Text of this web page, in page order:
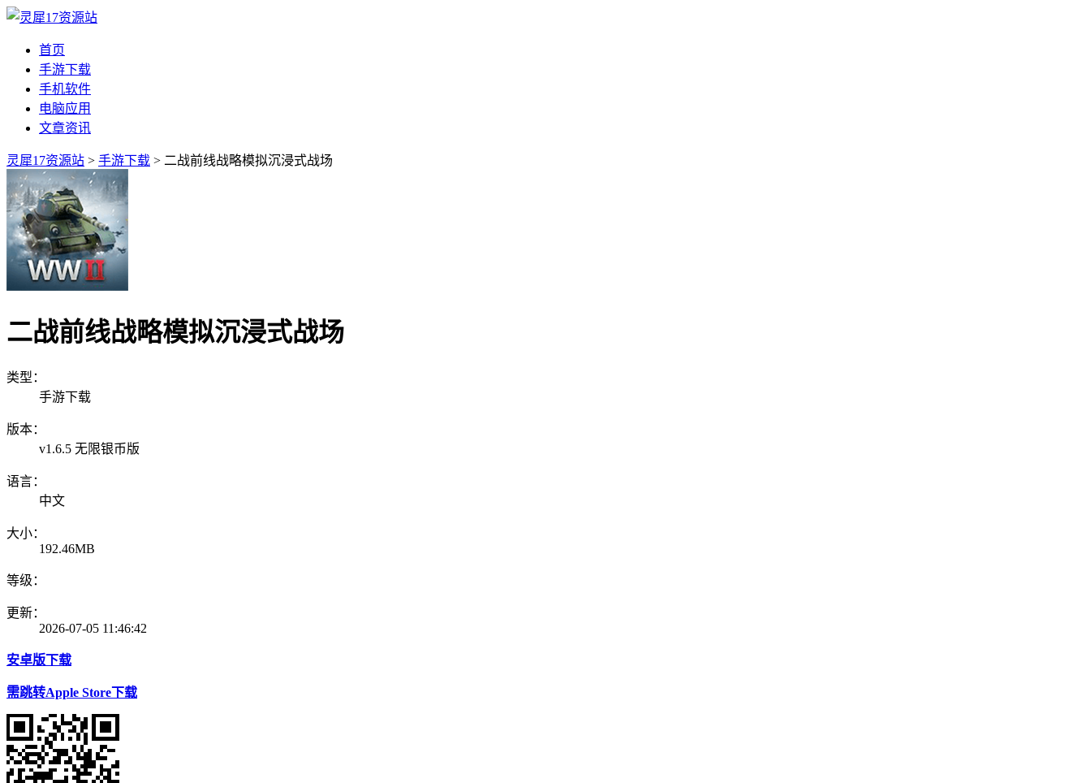
首页
手游下载
手机软件
电脑应用
文章资讯
灵犀17资源站 > 手游下载 > 二战前线战略模拟沉浸式战场
二战前线战略模拟沉浸式战场
类型：
手游下载
版本：
v1.6.5 无限银币版
语言：
中文
大小：
192.46MB
等级：
更新：
2026-07-05 11:46:42
安卓版下载
需跳转Apple Store下载